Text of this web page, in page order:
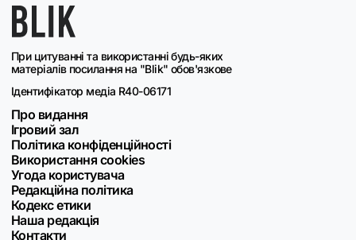
При цитуванні та використанні будь-яких
матеріалів посилання на "Blik" обов'язкове
Ідентифікатор медіа R40-06171
Про видання
Ігровий зал
Політика конфіденційності
Використання cookies
Угода користувача
Редакційна політика
Кодекс етики
Наша редакція
Контакти